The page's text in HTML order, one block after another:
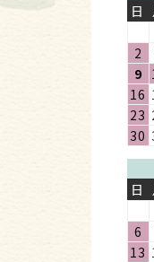
日
2
9
16
23
30
日
6
13